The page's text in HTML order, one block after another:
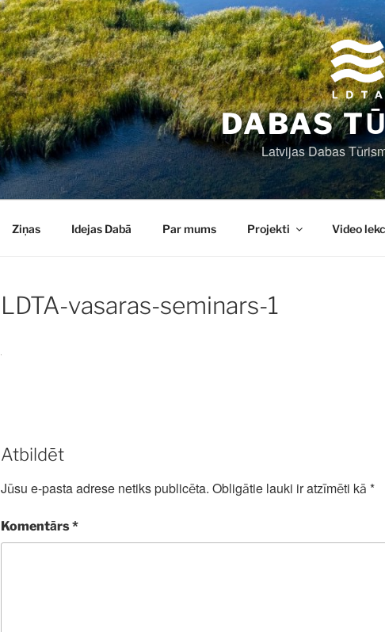
DABAS
Latvijas Dabas
Ziņas Idejas Dabā Par mums Projekti Video
LDTA-vasaras-seminars-1
Atbildēt
Jūsu e-pasta adrese netiks publicēta. Obligātie lauki ir atzīmēti kā *
Komentārs*